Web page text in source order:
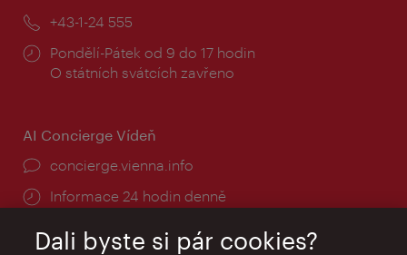
Telefon:
+43-1-24 555
Provozní
doba:
Pondělí-Pátek od 9 do 17 hodin
O státních svátcích zavřeno
AI Concierge Vídeň
concierge.vienna.info
Informace 24 hodin denně
Dali byste si pár cookies?